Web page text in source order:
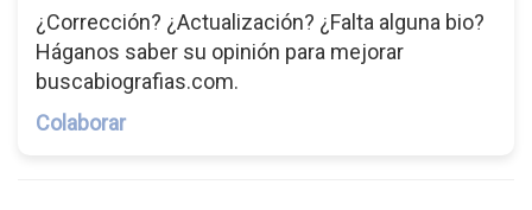
¿Corrección? ¿Actualización? ¿Falta alguna bio?
Háganos saber su opinión para mejorar
buscabiografias.com.
Colaborar